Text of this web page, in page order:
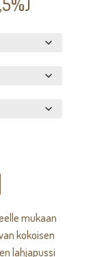
mukaan
kokoisen
lahjapussi